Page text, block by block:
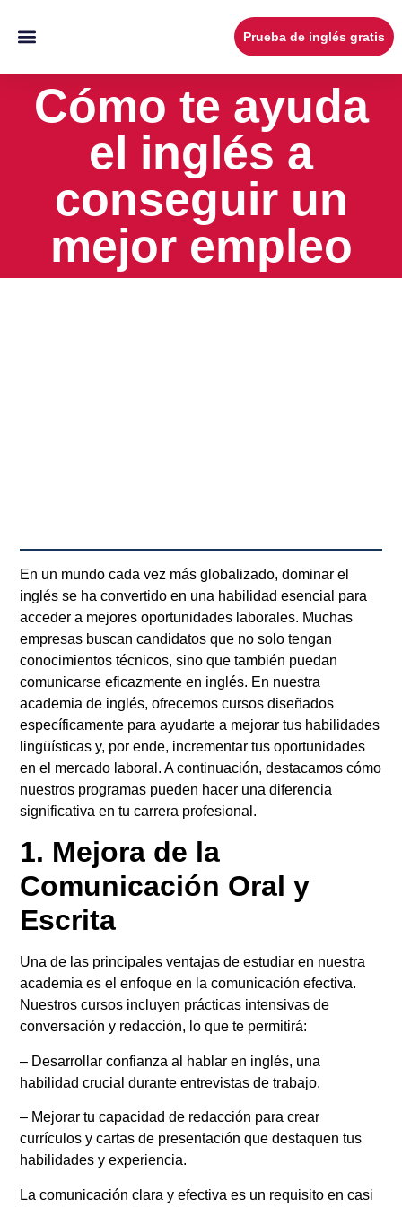
Prueba de inglés gratis
Cómo te ayuda
el inglés a
conseguir un
mejor empleo
En un mundo cada vez más globalizado, dominar el
inglés se ha convertido en una habilidad esencial para
acceder a mejores oportunidades laborales. Muchas
empresas buscan candidatos que no solo tengan
conocimientos técnicos, sino que también puedan
comunicarse eficazmente en inglés. En nuestra
academia de inglés, ofrecemos cursos diseñados
específicamente para ayudarte a mejorar tus habilidades
lingüísticas y, por ende, incrementar tus oportunidades
en el mercado laboral. A continuación, destacamos cómo
nuestros programas pueden hacer una diferencia
significativa en tu carrera profesional.
1. Mejora de la
Comunicación Oral y
Escrita
Una de las principales ventajas de estudiar en nuestra
academia es el enfoque en la comunicación efectiva.
Nuestros cursos incluyen prácticas intensivas de
conversación y redacción, lo que te permitirá:
– Desarrollar confianza al hablar en inglés, una
habilidad crucial durante entrevistas de trabajo.
– Mejorar tu capacidad de redacción para crear
currículos y cartas de presentación que destaquen tus
habilidades y experiencia.
La comunicación clara y efectiva es un requisito en casi